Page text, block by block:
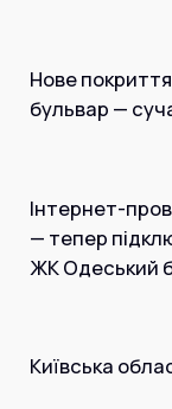
Інше
Для дому
Для
Карта
Загальні
Нове
бульвар —
Інтернет-
— тепер
ЖК Одеський
Київська